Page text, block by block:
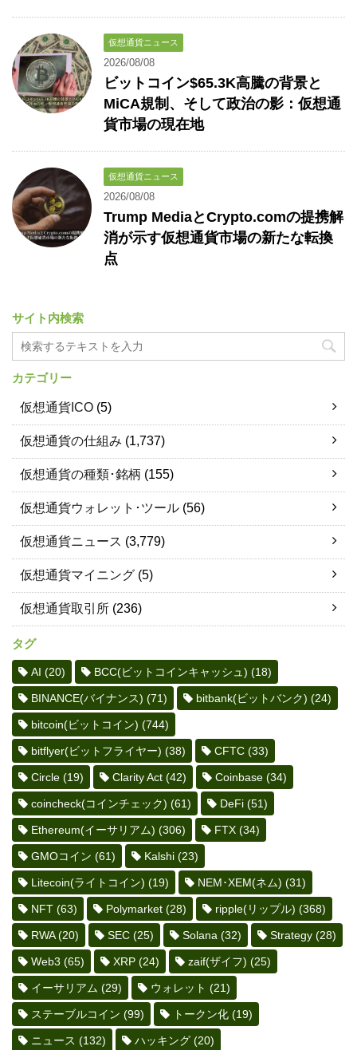
仮想通貨ニュース
2026/08/08
ビットコイン$65.3K高騰の背景と
MiCA規制、そして政治の影：仮想通
貨市場の現在地
仮想通貨ニュース
2026/08/08
Trump MediaとCrypto.comの提携解
消が示す仮想通貨市場の新たな転換
点
サイト内検索
カテゴリー
仮想通貨ICO (5)
仮想通貨の仕組み (1,737)
仮想通貨の種類･銘柄 (155)
仮想通貨ウォレット･ツール (56)
仮想通貨ニュース (3,779)
仮想通貨マイニング (5)
仮想通貨取引所 (236)
タグ
AI (20) BCC(ビットコインキャッシュ) (18)
BINANCE(バイナンス) (71) bitbank(ビットバンク) (24)
bitcoin(ビットコイン) (744)
bitflyer(ビットフライヤー) (38) CFTC (33)
Circle (19) Clarity Act (42) Coinbase (34)
coincheck(コインチェック) (61) DeFi (51)
Ethereum(イーサリアム) (306) FTX (34)
GMOコイン (61) Kalshi (23)
Litecoin(ライトコイン) (19) NEM･XEM(ネム) (31)
NFT (63) Polymarket (28) ripple(リップル) (368)
RWA(20) SEC (25) Solana (32) Strategy (28)
Web3 (65) XRP (24) zaif(ザイフ) (25)
イーサリアム (29) ウォレット (21)
ステーブルコイン (99) トークン化 (19)
ニュース (132) ハッキング (20)